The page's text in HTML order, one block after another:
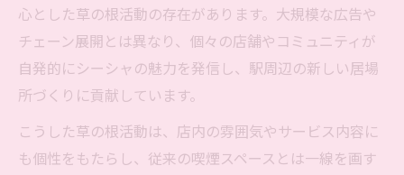
心とした草の根活動の存在があります。大規模な広告や
チェーン展開とは異なり、個々の店舗やコミュニティが
自発的にシーシャの魅力を発信し、駅周辺の新しい居場
所づくりに貢献しています。
こうした草の根活動は、店内の雰囲気やサービス内容に
も個性をもたらし、従来の喫煙スペースとは一線を画す